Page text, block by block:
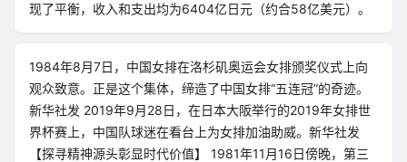
现了平衡，收入和支出均为6404亿日元（约合58亿美元）。
1984年8月7日，中国女排在洛杉矶奥运会女排颁奖仪式上向
观众致意。正是这个集体，缔造了中国女排“五连冠”的奇迹。
新华社发 2019年9月28日，在日本大阪举行的2019年女排世
界杯赛上，中国队球迷在看台上为女排加油助威。新华社发
【探寻精神源头彰显时代价值】 1981年11月16日傍晚，第三